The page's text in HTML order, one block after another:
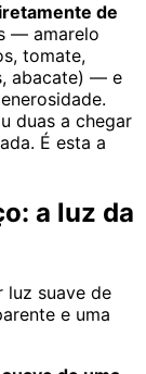
de
— amarelo
tomate,
abacate) — e
duas a chegar
É esta a
a luz da
luz suave de
e uma